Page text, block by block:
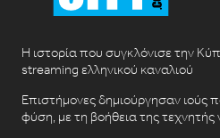
Η ιστορία που συγκλόνισε την
streaming ελληνικού καναλιού
Επιστήμονες δημιούργησαν ιούς
φύση, με τη βοήθεια της